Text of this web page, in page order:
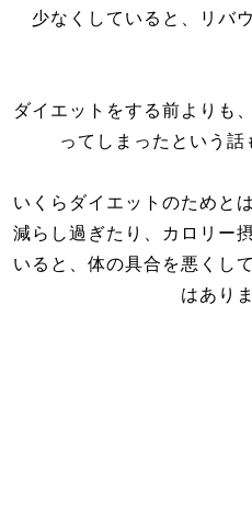
少なくしていると、リバ
ダイエットをする前よりも
ってしまったという話
いくらダイエットのためと
減らし過ぎたり、カロリー
いると、体の具合を悪くし
はあり